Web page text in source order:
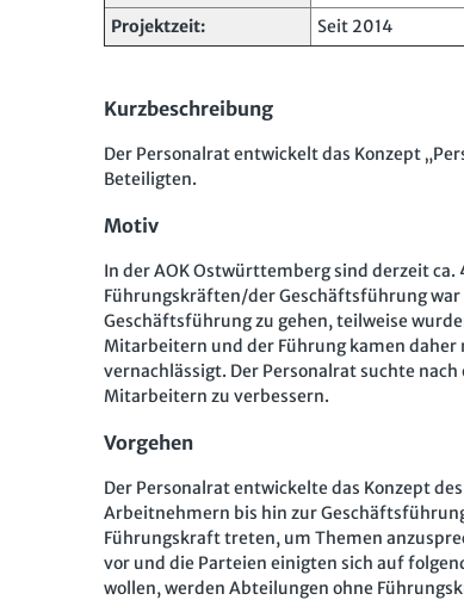
Projektzeit:
Seit 2014
Kurzbeschreibung
Der Personalrat entwickelt das Konzept
Beteiligten.
Motiv
In der AOK Ostwürttemberg sind derzeit
Führungskräften/der Geschäftsführung
Geschäftsführung zu gehen, teilweise
Mitarbeitern und der Führung kamen
vernachlässigt. Der Personalrat suchte
Mitarbeitern zu verbessern.
Vorgehen
Der Personalrat entwickelte das Konzept
Arbeitnehmern bis hin zur
Führungskraft treten, um Themen
vor und die Parteien einigten sich auf
wollen, werden Abteilungen ohne